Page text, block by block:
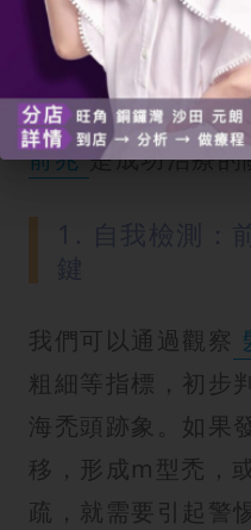
及早發現 地中海頭
以便及早採取應對
前兆 是成功治療的
1. 自我檢測：
我們可以通過觀察
粗細等指標，初步
海禿頭跡象。如果
移，形成m型禿，
疏，就需要引起警惕